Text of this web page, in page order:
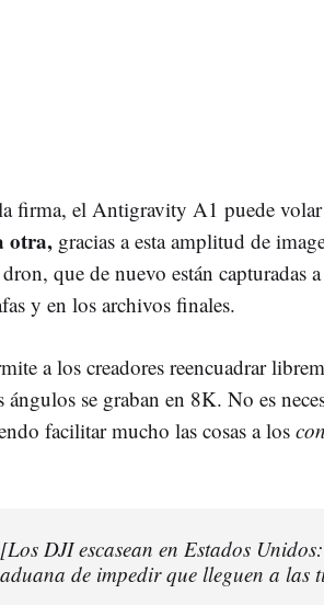
firma, el Antigravity A1 puede
otra, gracias a esta amplitud de
que de nuevo están capturadas
y en los archivos finales.
a los creadores reencuadrar
ángulos se graban en 8K. No es
facilitar mucho las cosas a los
[Los DJI escasean en Estados
aduana de impedir que lleguen a las